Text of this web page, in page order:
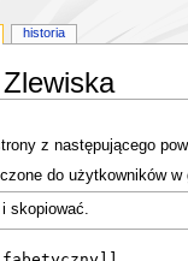
z następującego
do użytkowników w
i skopiować.
historia